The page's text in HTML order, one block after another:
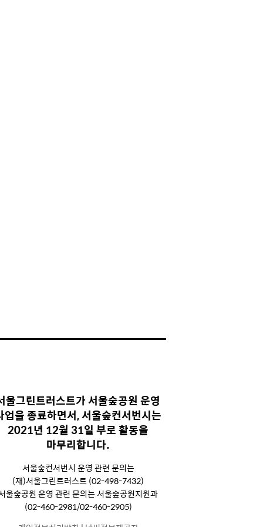
울그린트러스트가 서울숲공원 운영
업을 종료하면서, 서울숲컨서번시는
2021년 12월 31일 부로 활동을
마무리합니다.
서울숲컨서번시 운영 관련 문의는
(재)서울그린트러스트 (02-498-7432)
울숲공원 운영 관련 문의는 서울숲공원지원과
(02-460-2981/02-460-2905)